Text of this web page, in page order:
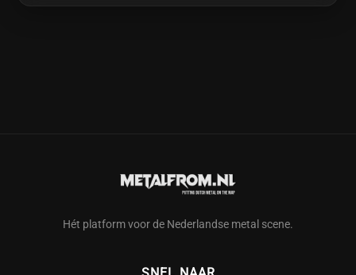
Hét platform voor de Nederlandse metal scene.